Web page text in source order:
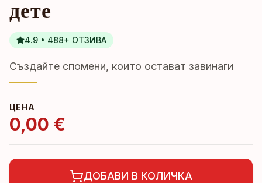
дете
4.9 • 488+ ОТЗИВА
Създайте спомени, които остават завинаги
ЦЕНА
0,00 €
ДОБАВИ В КОЛИЧКА